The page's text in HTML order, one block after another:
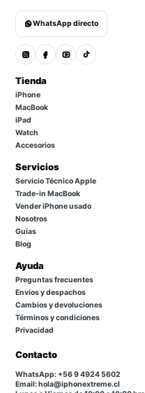
WhatsApp directo
Tienda
iPhone
MacBook
iPad
Watch
Accesorios
Servicios
Servicio Técnico Apple
Trade-in MacBook
Vender iPhone usado
Nosotros
Guías
Blog
Ayuda
Preguntas frecuentes
Envíos y despachos
Cambios y devoluciones
Términos y condiciones
Privacidad
Contacto
WhatsApp: +56 9 4924 5602
Email: hola@iphonextreme.cl